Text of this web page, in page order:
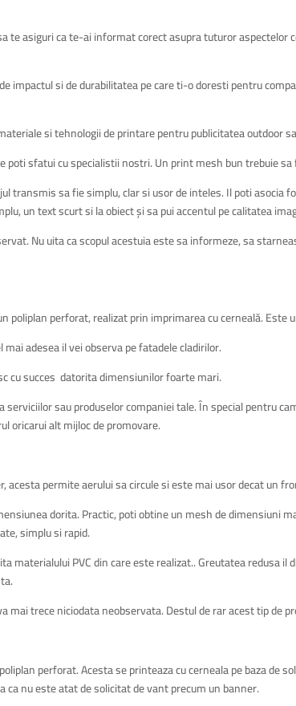
te asiguri ca te-ai informat corect asupra tuturor aspectelor
impactul si de durabilitatea pe care ti-o doresti pentru
si tehnologii de printare pentru publicitatea outdoor
poti sfatui cu specialistii nostri. Un print mesh bun trebuie
transmis sa fie simplu, clar si usor de inteles. Il poti asocia
un text scurt si la obiect și sa pui accentul pe calitatea
Nu uita ca scopul acestuia este sa informeze, sa
poliplan perforat, realizat prin imprimarea cu cerneală.
adesea il vei observa pe fatadele cladirilor.
cu succes datorita dimensiunilor foarte mari.
sau produselor companiei tale. În special pentru
oricarui alt mijloc de promovare.
acesta permite aerului sa circule si este mai usor decat un
dorita. Practic, poti obtine un mesh de dimensiuni
simplu si rapid.
materialului PVC din care este realizat.. Greutatea redusa
mai trece niciodata neobservata. Destul de rar acest tip de
perforat. Acesta se printeaza cu cerneala pe baza de
nu este atat de solicitat de vant precum un banner.